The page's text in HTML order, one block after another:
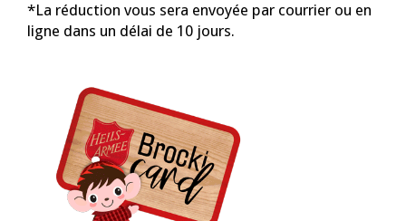
*La réduction vous sera envoyée par courrier ou en
ligne dans un délai de 10 jours.